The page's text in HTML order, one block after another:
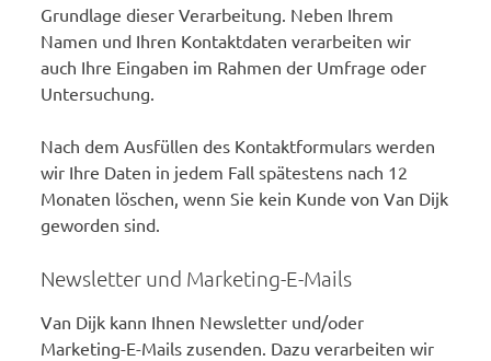
Grundlage dieser Verarbeitung. Neben Ihrem
Namen und Ihren Kontaktdaten verarbeiten wir
auch Ihre Eingaben im Rahmen der Umfrage oder
Untersuchung.
Nach dem Ausfüllen des Kontaktformulars werden
wir Ihre Daten in jedem Fall spätestens nach 12
Monaten löschen, wenn Sie kein Kunde von Van Dijk
geworden sind.
Newsletter und Marketing-E-Mails
Van Dijk kann Ihnen Newsletter und/oder
Marketing-E-Mails zusenden. Dazu verarbeiten wir